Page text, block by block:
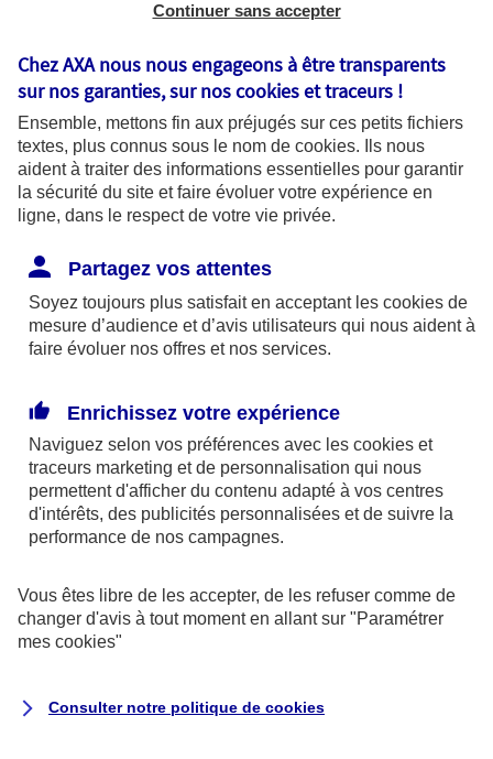
Sièges sociaux : 313 Terrasses de l’Arche –
Coordonnées de l'Autorité de contrôle
prudentiel et de résolution (ACPR) : - 4
Place de Budapest - CS 92459 - 75436
Paris Cedex 09. Le détail des procédures de
recours et de réclamation et les
disponibles sur le site axa.fr.
AXA France IARD et AXA France Vie sont
mandataires exclusifs en opérations de
246 et n°13 005 764 (consultable
surwww.orias.fr)
AXA Assistance France Assurances,
S.A au capital de 51 429 430,40 €,
Siège social :
8-10, rue Paul Vaillant Couturier
Continuer sans accepter
Chez AXA nous nous engageons à être transparents
sur nos garanties, sur noscookies et traceurs !
Ensemble, mettons fin aux préjugés sur ces petits fichiers
textes, plus connus sous le nom de cookies. Ils nous
aident à traiter des informations essentielles pour garantir
la sécurité du site et faire évoluer votre expérience en
ligne, dans le respect de votre vie privée.
Partagez vos attentes
Soyez toujours plus satisfait en acceptant les cookies de
mesure d’audience et d’avis utilisateurs qui nous aident à
faire évoluer nos offres et nos services.
Enrichissez votre expérience
Naviguez selon vos préférences avec les cookies et
traceurs marketing et de personnalisation qui nous
permettent d'afficher du contenu adapté à vos centres
d'intérêts, des publicités personnalisées et de suivre la
performance de nos campagnes.
Vous êtes libre de les accepter, de les refuser comme de
changer d'avis à tout moment en allant sur "Paramétrer
mes cookies"
Consulter notre politique de cookies